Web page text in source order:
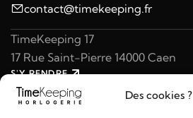
Des cookies ?
contact@timekeeping.fr
TimeKeeping 17
17 Rue Saint-Pierre 14000 Caen
S'Y RENDRE
02 31 47 49 97
contact@timekeeping.fr